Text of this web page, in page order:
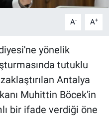
A- A+
yönelik
tutuklu
Antalya
Muhittin Böcek'in
bir ifade verdiği öne